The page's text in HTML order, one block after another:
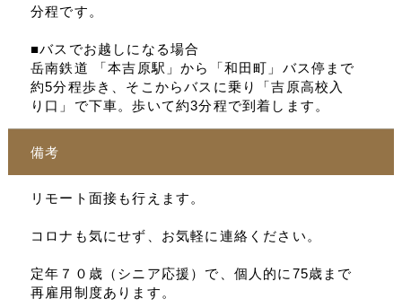
分程です。
■バスでお越しになる場合
岳南鉄道 「本吉原駅」から「和田町」バス停まで
約5分程歩き、そこからバスに乗り「吉原高校入
り口」で下車。歩いて約3分程で到着します。
備考
リモート面接も行えます。
コロナも気にせず、お気軽に連絡ください。
定年７０歳（シニア応援）で、個人的に75歳まで
再雇用制度あります。